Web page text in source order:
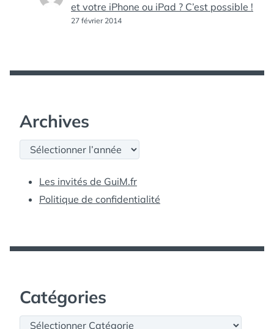
et votre iPhone ou iPad ? C’est possible !
27 février 2014
Archives
Archives
Les invités de GuiM.fr
Politique de confidentialité
Catégories
Catégories